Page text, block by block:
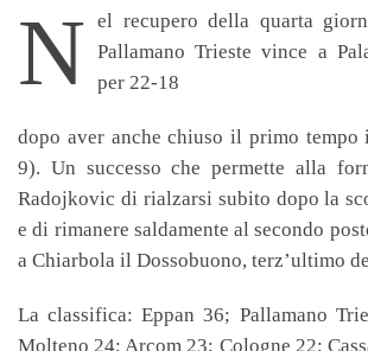
N el recupero della quarta
Pallamano Trieste vince a
per 22-18
dopo aver anche chiuso il primo tempo
9). Un successo che permette alla
Radojkovic di rialzarsi subito dopo la
e di rimanere saldamente al secondo
a Chiarbola il Dossobuono, terz’ultimo
Laclassifica: Eppan 36; Pallamano
Molteno 24; Arcom 23; Cologne 22;